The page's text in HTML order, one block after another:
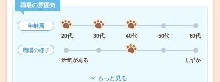
職場の雰囲気
年齢層
20代
30代 40代 50代
60代
職場の様子
活気がある
しずか
もっと見る